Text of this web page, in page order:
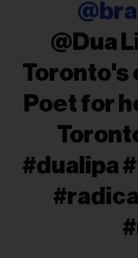
@Dua
Toronto's
Poet for
#dualipa